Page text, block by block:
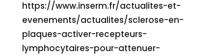
https://www.inserm.fr/actualites-et-
evenements/actualites/sclerose-en-
plaques-activer-recepteurs-
lymphocytaires-pour-attenuer-